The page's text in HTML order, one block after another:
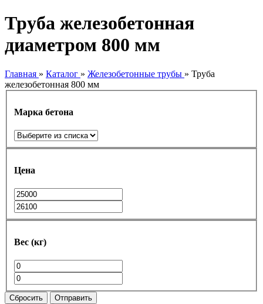
Труба железобетонная
диаметром 800 мм
Главная » Каталог » Железобетонные трубы » Труба
железобетонная 800 мм
Марка бетона
Цена
Вес (кг)
Сбросить
Отправить